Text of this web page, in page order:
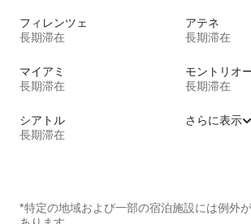
フィレンツェ
長期滞在
アテネ
長期滞在
マイアミ
長期滞在
モントリオ
長期滞在
シアトル
長期滞在
さらに表示
*特定の地域および一部の宿泊施設には例外